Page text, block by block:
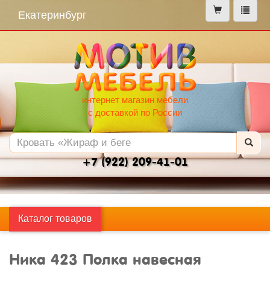
меню
Екатеринбург
интернет магазин мебели
с доставкой по России
+7 (922) 209-41-01
Каталог товаров
Ника 423 Полка навесная